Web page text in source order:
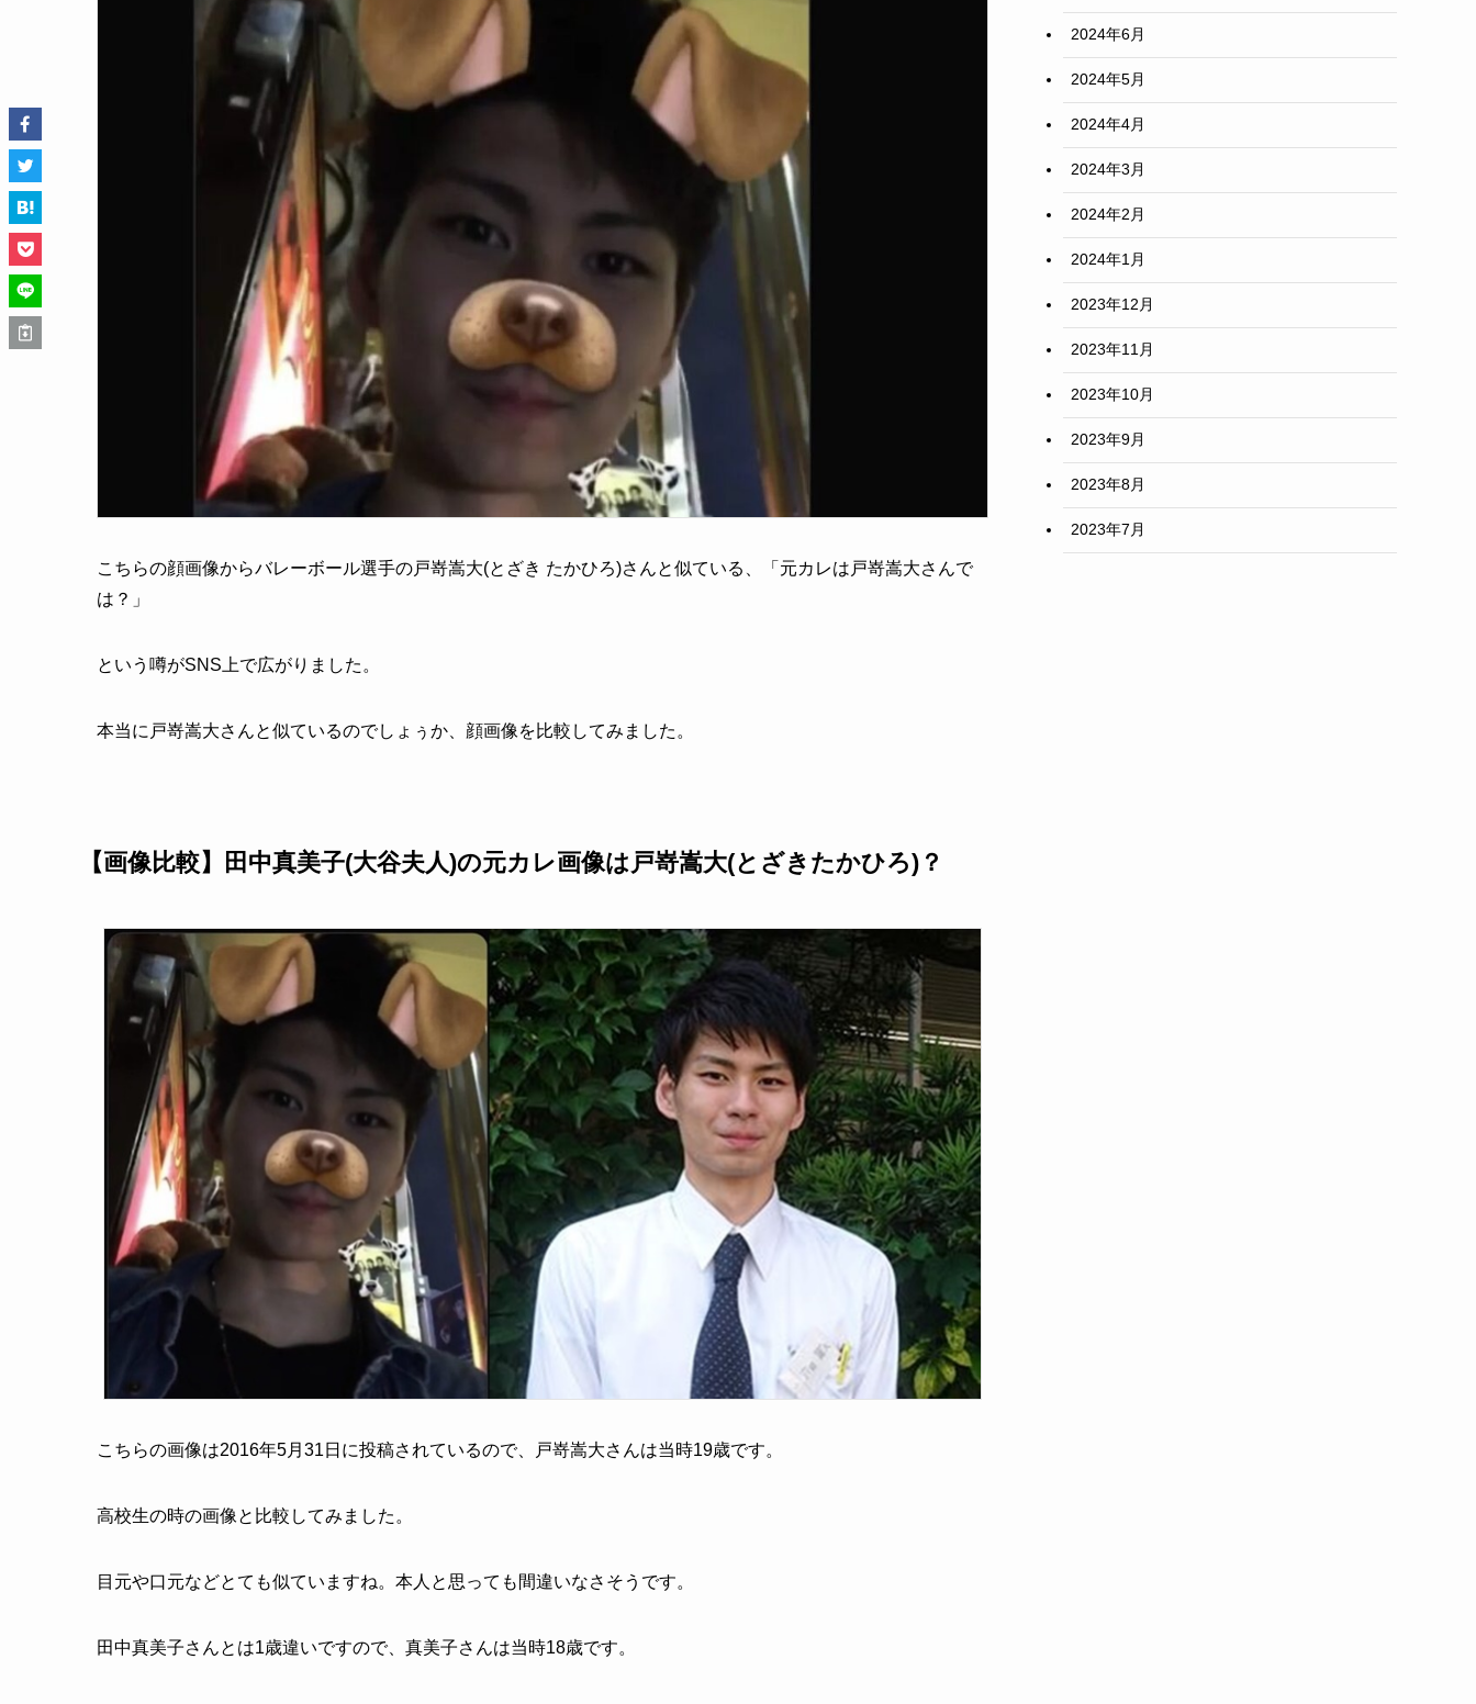
こちらの顔画像からバレーボール選手の戸嵜嵩大(とざき たかひろ)さんと似ている、「元カレは戸嵜嵩大さんで
は？」
という噂がSNS上で広がりました。
本当に戸嵜嵩大さんと似ているのでしょぅか、顔画像を比較してみました。
【画像比較】田中真美子(大谷夫人)の元カレ画像は戸嵜嵩大(とざきたかひろ)？
こちらの画像は2016年5月31日に投稿されているので、戸嵜嵩大さんは当時19歳です。
高校生の時の画像と比較してみました。
目元や口元などとても似ていますね。本人と思っても間違いなさそうです。
田中真美子さんとは1歳違いですので、真美子さんは当時18歳です。
2024年6月
2024年5月
2024年4月
2024年3月
2024年2月
2024年1月
2023年12月
2023年11月
2023年10月
2023年9月
2023年8月
2023年7月